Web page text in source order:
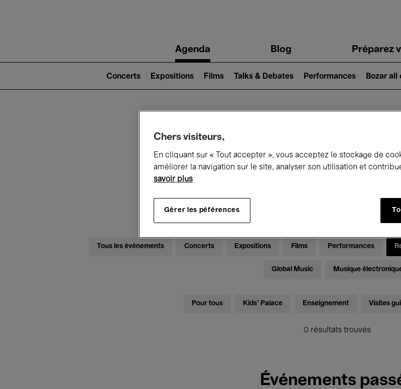
navigationAgenda Blog Préparez
2)
Concerts Expositions Films Talks & Debates Performances Bozar all
Ce qui se passe
Tous les événements Concerts Expositions Films Performances
Global Music Musique
Pour tous Kids’ Palace Enseignement Visites
0 résultats trouvés
Événements
Chers visiteurs,
En cliquant sur « Tout accepter », vous acceptez le stockage de
améliorer la navigation sur le site, analyser son utilisation et
savoir plus
Gérer les péférences